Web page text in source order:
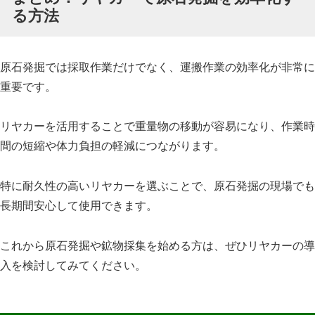
る方法
原石発掘では採取作業だけでなく、運搬作業の効率化が非常に
重要です。
リヤカーを活用することで重量物の移動が容易になり、作業時
間の短縮や体力負担の軽減につながります。
特に耐久性の高いリヤカーを選ぶことで、原石発掘の現場でも
長期間安心して使用できます。
これから原石発掘や鉱物採集を始める方は、ぜひリヤカーの導
入を検討してみてください。